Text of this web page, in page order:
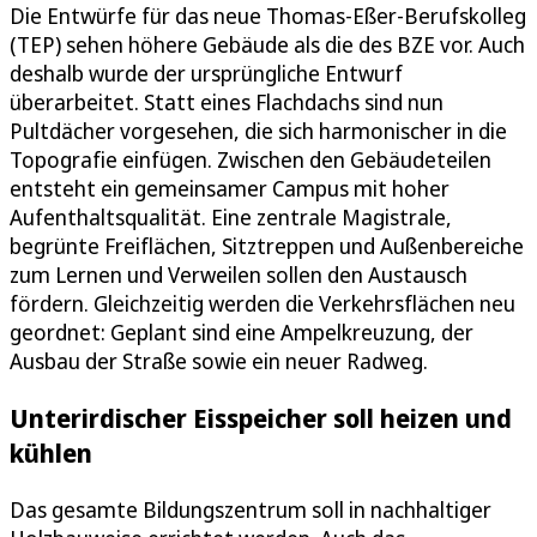
Die Entwürfe für das neue Thomas-Eßer-Berufskolleg
(TEP) sehen höhere Gebäude als die des BZE vor. Auch
deshalb wurde der ursprüngliche Entwurf
überarbeitet. Statt eines Flachdachs sind nun
Pultdächer vorgesehen, die sich harmonischer in die
Topografie einfügen. Zwischen den Gebäudeteilen
entsteht ein gemeinsamer Campus mit hoher
Aufenthaltsqualität. Eine zentrale Magistrale,
begrünte Freiflächen, Sitztreppen und Außenbereiche
zum Lernen und Verweilen sollen den Austausch
fördern. Gleichzeitig werden die Verkehrsflächen neu
geordnet: Geplant sind eine Ampelkreuzung, der
Ausbau der Straße sowie ein neuer Radweg.
Unterirdischer Eisspeicher soll heizen und
kühlen
Das gesamte Bildungszentrum soll in nachhaltiger